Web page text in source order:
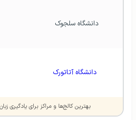
دانشگاه سلجوک
دانشگاه آتاتورک
بهترین کالج‌‌ها و مراکز برای یادگیری